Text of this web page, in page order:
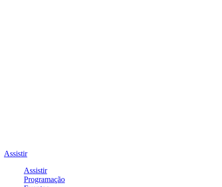
Assistir
Assistir
Programação